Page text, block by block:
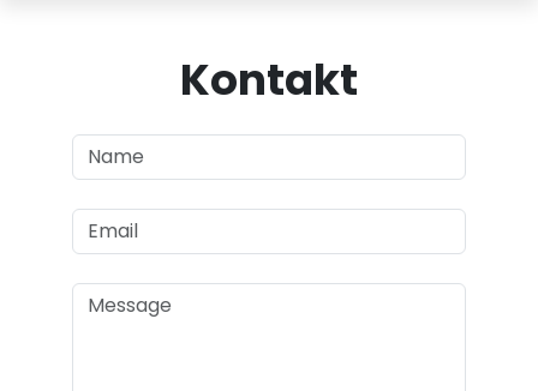
Kontakt